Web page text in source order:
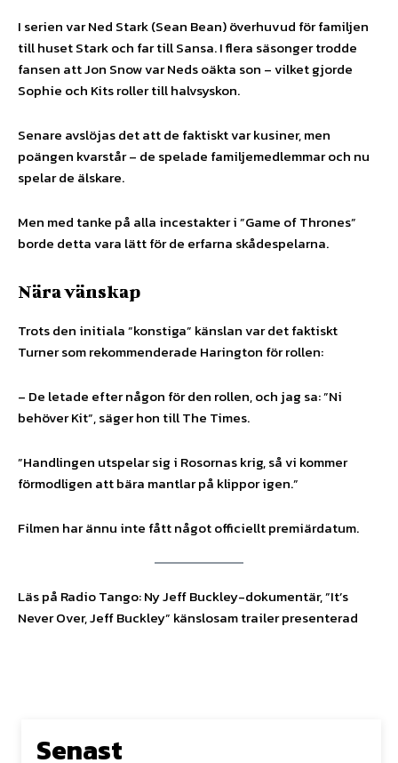
I serien var Ned Stark (Sean Bean) överhuvud för familjen
till huset Stark och far till Sansa. I flera säsonger trodde
fansen att Jon Snow var Neds oäkta son – vilket gjorde
Sophie och Kits roller till halvsyskon.
Senare avslöjas det att de faktiskt var kusiner, men
poängen kvarstår – de spelade familjemedlemmar och nu
spelar de älskare.
Men med tanke på alla incestakter i ”Game of Thrones”
borde detta vara lätt för de erfarna skådespelarna.
Nära vänskap
Trots den initiala ”konstiga” känslan var det faktiskt
Turner som rekommenderade Harington för rollen:
– De letade efter någon för den rollen, och jag sa: ”Ni
behöver Kit”, säger hon till The Times.
”Handlingen utspelar sig i Rosornas krig, så vi kommer
förmodligen att bära mantlar på klippor igen.”
Filmen har ännu inte fått något officiellt premiärdatum.
Läs på Radio Tango: Ny Jeff Buckley-dokumentär, ”It’s
Never Over, Jeff Buckley” känslosam trailer presenterad
Senast